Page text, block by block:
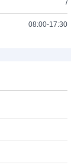
/
08:00-17:30